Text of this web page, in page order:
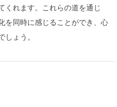
くれます。これらの道を通じ
を同時に感じることができ、心
ょう。